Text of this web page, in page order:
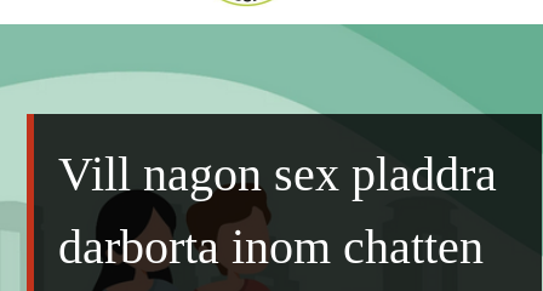
WOMEN ON ENVIRONMENT MISSION
A HEALTHY ENVIRONMENT, A HEALTHY YOU
Vill nagon sex pladdra
darborta inom chatten